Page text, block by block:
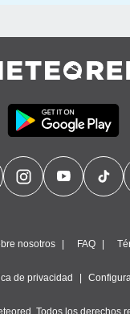
nosotros FAQ
de privacidad
Todos los derechos